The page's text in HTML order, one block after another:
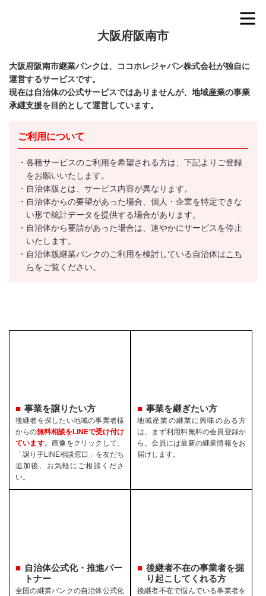
大阪府阪南市
大阪府阪南市継業バンクは、ココホレジャパン株式会社が独自に
運営するサービスです。
現在は自治体の公式サービスではありませんが、地域産業の事業
承継支援を目的として運営しています。
ご利用について
各種サービスのご利用を希望される方は、下記よりご登録
をお願いいたします。
自治体版とは、サービス内容が異なります。
自治体からの要望があった場合、個人・企業を特定できな
い形で統計データを提供する場合があります。
自治体から要請があった場合は、速やかにサービスを停止
いたします。
自治体版継業バンクのご利用を検討している自治体はこち
らをご覧ください。
事業を譲りたい方
後継者を探したい地域の事業者様
からの無料相談をLINEで受け付け
ています。画像をクリックして、
「譲り手LINE相談窓口」を友だち
追加後、お気軽にご相談くださ
い。
事業を継ぎたい方
地域産業の継業に興味のある方
は、まず利用料無料の会員登録か
ら。会員には最新の継業情報をお
届けします。
自治体公式化・推進パー
トナー
全国の継業バンクの自治体公式化
後継者不在の事業者を掘
り起こしてくれる方
後継者不在で悩んでいる事業者を